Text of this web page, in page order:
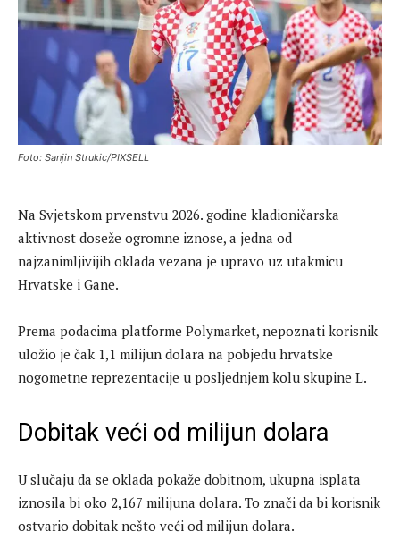
Foto: Sanjin Strukic/PIXSELL
Na Svjetskom prvenstvu 2026. godine kladioničarska
aktivnost doseže ogromne iznose, a jedna od
najzanimljivijih oklada vezana je upravo uz utakmicu
Hrvatske i Gane.
Prema podacima platforme Polymarket, nepoznati korisnik
uložio je čak 1,1 milijun dolara na pobjedu hrvatske
nogometne reprezentacije u posljednjem kolu skupine L.
Dobitak veći od milijun dolara
U slučaju da se oklada pokaže dobitnom, ukupna isplata
iznosila bi oko 2,167 milijuna dolara. To znači da bi korisnik
ostvario dobitak nešto veći od milijun dolara.